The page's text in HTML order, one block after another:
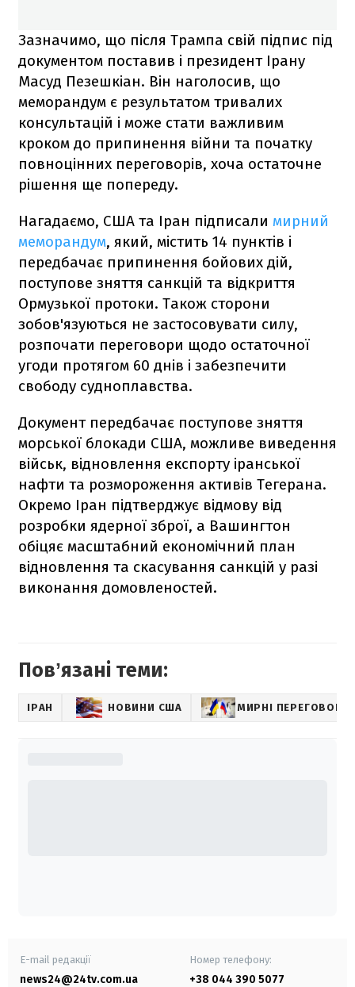
Зазначимо, що після Трампа свій підпис під
документом поставив і президент Ірану
Масуд Пезешкіан. Він наголосив, що
меморандум є результатом тривалих
консультацій і може стати важливим
кроком до припинення війни та початку
повноцінних переговорів, хоча остаточне
рішення ще попереду.
Нагадаємо, США та Іран підписали мирний
меморандум, який, містить 14 пунктів і
передбачає припинення бойових дій,
поступове зняття санкцій та відкриття
Ормузької протоки. Також сторони
зобов'язуються не застосовувати силу,
розпочати переговори щодо остаточної
угоди протягом 60 днів і забезпечити
свободу судноплавства.
Документ передбачає поступове зняття
морської блокади США, можливе виведення
військ, відновлення експорту іранської
нафти та розмороження активів Тегерана.
Окремо Іран підтверджує відмову від
розробки ядерної зброї, а Вашингтон
обіцяє масштабний економічний план
відновлення та скасування санкцій у разі
виконання домовленостей.
Повʼязані теми:
ІРАН НОВИНИ США МИРНІ ПЕРЕГОВОРИ
E-mail редакції
news24@24tv.com.ua
Номер телефону:
+38 044 390 5077